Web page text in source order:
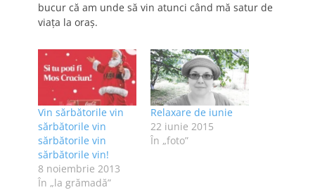
bucur că am unde să vin atunci când mă satur de
viaţa la oraş.
Vin sărbătorile vin
sărbătorile vin
sărbătorile vin
sărbătorile vin!
8 noiembrie 2013
În „la grămadă”
Relaxare de iunie
22 iunie 2015
În „foto”